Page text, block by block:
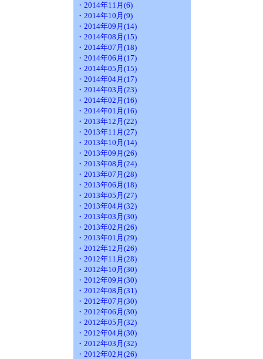
・2014年11月(6)
・2014年10月(9)
・2014年09月(14)
・2014年08月(15)
・2014年07月(18)
・2014年06月(17)
・2014年05月(15)
・2014年04月(17)
・2014年03月(23)
・2014年02月(16)
・2014年01月(16)
・2013年12月(22)
・2013年11月(27)
・2013年10月(14)
・2013年09月(26)
・2013年08月(24)
・2013年07月(28)
・2013年06月(18)
・2013年05月(27)
・2013年04月(32)
・2013年03月(30)
・2013年02月(26)
・2013年01月(29)
・2012年12月(26)
・2012年11月(28)
・2012年10月(30)
・2012年09月(30)
・2012年08月(31)
・2012年07月(30)
・2012年06月(30)
・2012年05月(32)
・2012年04月(30)
・2012年03月(32)
・2012年02月(26)